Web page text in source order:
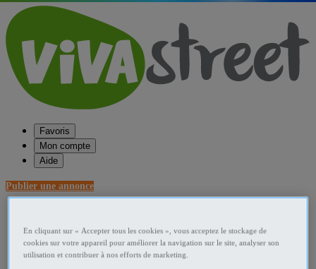
Favoris
Mon compte
Aide
Publier une annonce
Menu
Accueil
En cliquant sur « Accepter tous les cookies », vous acceptez le stockage de
cookies sur votre appareil pour améliorer la navigation sur le site, analyser son
utilisation et contribuer à nos efforts de marketing.